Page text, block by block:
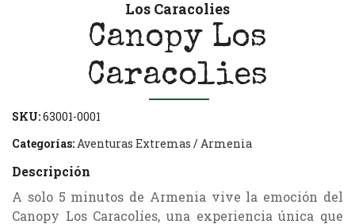
Los Caracolies
Canopy Los
Caracolies
SKU:63001-0001
Categorías: Aventuras Extremas / Armenia
Descripción
A solo 5 minutos de Armenia vive la emoción del
Canopy Los Caracolíes, una experiencia única que